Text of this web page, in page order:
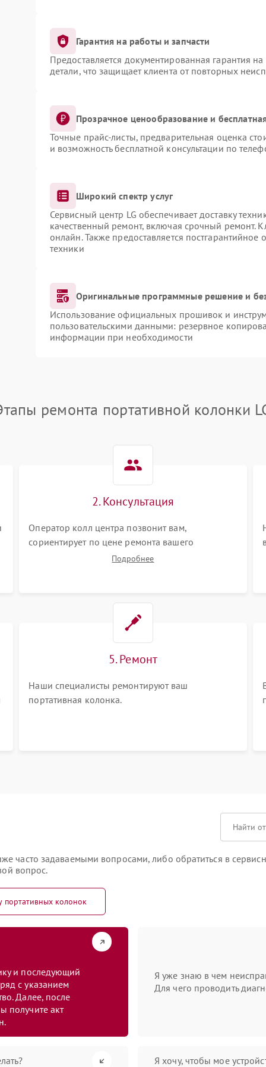
Гарантия на работы и запчасти
Предоставляется документированная гарантия
детали, что защищает клиента от повторных
Прозрачное ценообразование и
Точные прайс-листы, предварительная оценка
и возможность бесплатной консультации по
Широкий спектр услуг
Сервисный центр LG обеспечивает доставку
качественный ремонт, включая срочный ремонт.
онлайн. Также предоставляется
техники
Оригинальные программные решение и
Использование официальных прошивок и
пользовательскими данными: резервное
информации при необходимости
ремонта портативной колонки
2. Консультация
Оператор колл центра позвонит вам,
сориентирует по цене ремонта вашего
портативной колонки а также ответит на все
Подробнее
5. Ремонт
Наши специалисты ремонтируют ваш
портативная колонка.
часто задаваемыми вопросами, либо обратиться в
вопрос.
портативных колонок
и последующий
с указанием
Далее, после
получите акт
Я уже знаю в чем
Для чего проводить
Я хочу, чтобы мое